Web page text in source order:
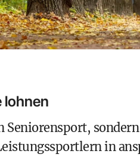
lohnen
Seniorensport,
in